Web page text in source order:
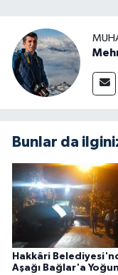
Bunlar da
Hakkâri
Aşağı Bağlar'a